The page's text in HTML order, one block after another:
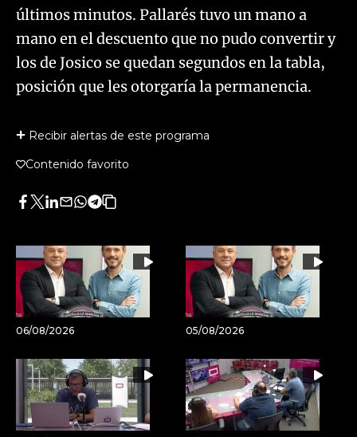
últimos minutos. Pallarés tuvo un mano a
mano en el descuento que no pudo convertir y
los de Josico se quedan segundos en la tabla,
posición que les otorgaría la permanencia.
Recibir alertas de este programa
Contenido favorito
Facebook
Twitter
LinkedIn
Enviar
Whatsapp
Telegram
Copiar
artículo
06/08/2026 05/08/2026